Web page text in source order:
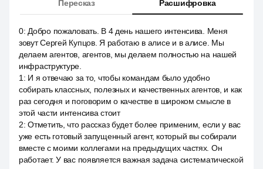
Пересказ Расшифровка
0: Добро пожаловать. В 4 день нашего интенсива. Меня
зовут Сергей Купцов. Я работаю в алисе и в алисе. Мы
делаем агентов, агентов, мы делаем полностью на нашей
инфраструктуре.
1 : И я отвечаю за то, чтобы командам было удобно
собирать классных, полезных и качественных агентов, и как
раз сегодня и поговорим о качестве в широком смысле в
этой части интенсива стоит
2:Отметить, что рассказ будет более применим, если у вас
уже есть готовый запущенный агент, который вы собирали
вместе с моими коллегами на предыдущих частях. Он
работает. У вас появляется важная задача систематической